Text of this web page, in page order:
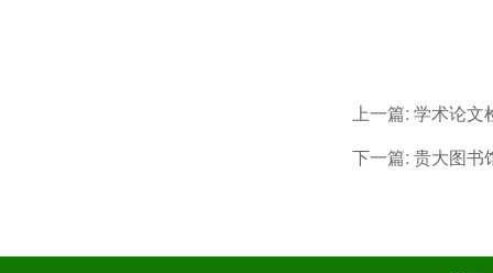
上一篇: 学术论文
下一篇: 贵大图书